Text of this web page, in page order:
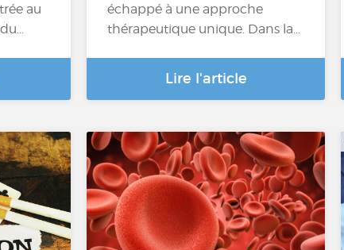
au
échappé à une approche
thérapeutique unique. Dans la…
Lire l'article